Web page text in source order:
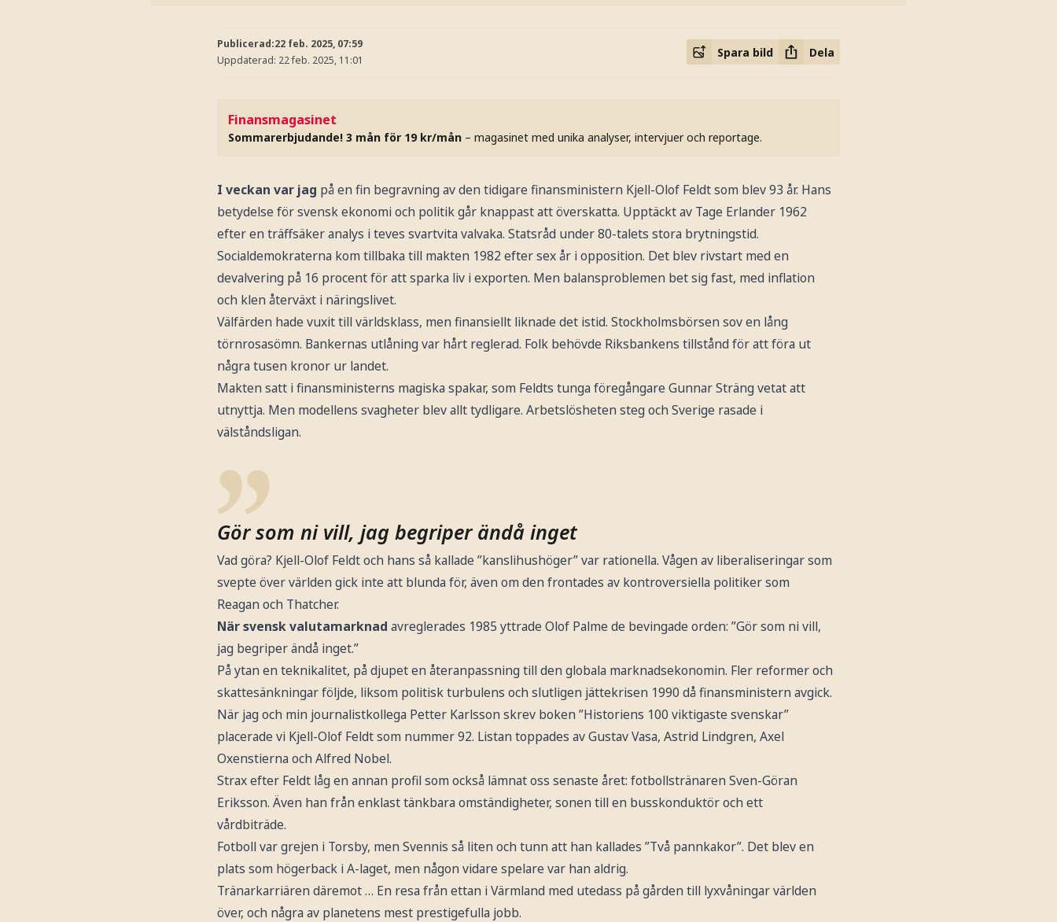
Publicerad:22 feb. 2025, 07:59
Uppdaterad: 22 feb. 2025, 11:01
Spara bild Dela
Finansmagasinet
Sommarerbjudande! 3 mån för 19 kr/mån – magasinet med unika analyser, intervjuer och reportage.
I veckan var jag på en fin begravning av den tidigare finansministern Kjell-Olof Feldt som blev 93 år. Hans
betydelse för svensk ekonomi och politik går knappast att överskatta. Upptäckt av Tage Erlander 1962
efter en träffsäker analys i teves svartvita valvaka. Statsråd under 80-talets stora brytningstid.
Socialdemokraterna kom tillbaka till makten 1982 efter sex år i opposition. Det blev rivstart med en
devalvering på 16 procent för att sparka liv i exporten. Men balansproblemen bet sig fast, med inflation
och klen återväxt i näringslivet.
Välfärden hade vuxit till världsklass, men finansiellt liknade det istid. Stockholmsbörsen sov en lång
törnrosasömn. Bankernas utlåning var hårt reglerad. Folk behövde Riksbankens tillstånd för att föra ut
några tusen kronor ur landet.
Makten satt i finansministerns magiska spakar, som Feldts tunga föregångare Gunnar Sträng vetat att
utnyttja. Men modellens svagheter blev allt tydligare. Arbetslösheten steg och Sverige rasade i
välståndsligan.
Gör som ni vill, jag begriper ändå inget
Vad göra? Kjell-Olof Feldt och hans så kallade ”kanslihushöger” var rationella. Vågen av liberaliseringar som
svepte över världen gick inte att blunda för, även om den frontades av kontroversiella politiker som
Reagan och Thatcher.
När svensk valutamarknad avreglerades 1985 yttrade Olof Palme de bevingade orden: ”Gör som ni vill,
jag begriper ändå inget.”
På ytan en teknikalitet, på djupet en återanpassning till den globala marknadsekonomin. Fler reformer och
skattesänkningar följde, liksom politisk turbulens och slutligen jättekrisen 1990 då finansministern avgick.
När jag och min journalistkollega Petter Karlsson skrev boken ”Historiens 100 viktigaste svenskar”
placerade vi Kjell-Olof Feldt som nummer 92. Listan toppades av Gustav Vasa, Astrid Lindgren, Axel
Oxenstierna och Alfred Nobel.
Strax efter Feldt låg en annan profil som också lämnat oss senaste året: fotbollstränaren Sven-Göran
Eriksson. Även han från enklast tänkbara omständigheter, sonen till en busskonduktör och ett
vårdbiträde.
Fotboll var grejen i Torsby, men Svennis så liten och tunn att han kallades ”Två pannkakor”. Det blev en
plats som högerback i A-laget, men någon vidare spelare var han aldrig.
Tränarkarriären däremot … En resa från ettan i Värmland med utedass på gården till lyxvåningar världen
över, och några av planetens mest prestigefulla jobb.